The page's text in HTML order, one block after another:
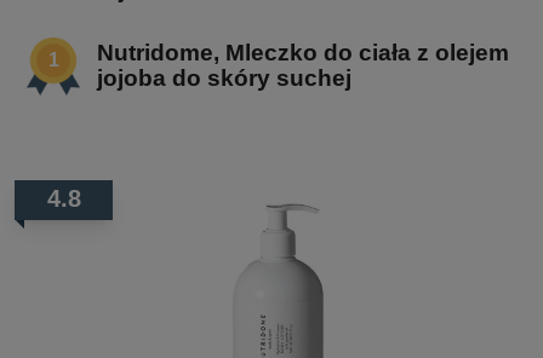
Nutridome, Mleczko do ciała z olejem
jojoba do skóry suchej
4.8